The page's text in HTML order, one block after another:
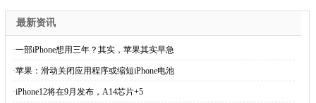
最新资讯
·一部iPhone想用三年？其实，苹果其实早急
·苹果：滑动关闭应用程序或缩短iPhone电池
·iPhone12将在9月发布，A14芯片+5